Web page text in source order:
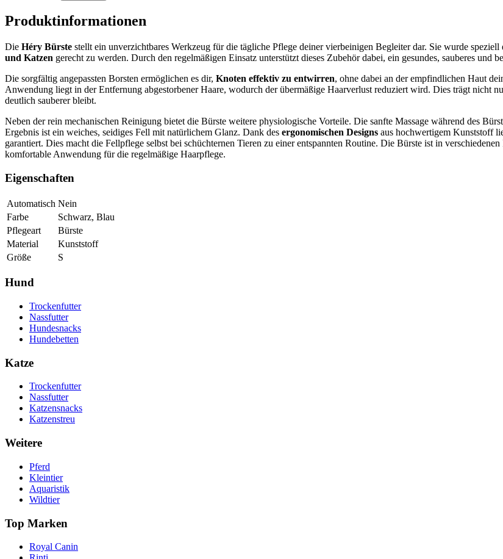
Produktinformationen
Die Héry Bürste stellt ein unverzichtbares Werkzeug für die tägliche Pflege deiner vierbeinigen Begleiter dar. Sie wurde
und Katzen gerecht zu werden. Durch den regelmäßigen Einsatz unterstützt dieses Zubehör dabei, ein gesundes, sauberes und
Die sorgfältig angepassten Borsten ermöglichen es dir, Knoten effektiv zu entwirren, ohne dabei an der empfindlichen Haut
Anwendung liegt in der Entfernung abgestorbener Haare, wodurch der übermäßige Haarverlust reduziert wird. Dies trägt nicht
deutlich sauberer bleibt.
Neben der rein mechanischen Reinigung bietet die Bürste weitere physiologische Vorteile. Die sanfte Massage während des
Ergebnis ist ein weiches, seidiges Fell mit natürlichem Glanz. Dank des ergonomischen Designs aus hochwertigem Kunststoff
garantiert. Dies macht die Fellpflege selbst bei schüchternen Tieren zu einer entspannten Routine. Die Bürste ist in
komfortable Anwendung für die regelmäßige Haarpflege.
Eigenschaften
Automatisch Nein
Farbe
Schwarz, Blau
Pflegeart
Bürste
Material
Kunststoff
Größe
S
Hund
Trockenfutter
Nassfutter
Hundesnacks
Hundebetten
Katze
Trockenfutter
Nassfutter
Katzensnacks
Katzenstreu
Weitere
Pferd
Kleintier
Aquaristik
Wildtier
Top Marken
Royal Canin